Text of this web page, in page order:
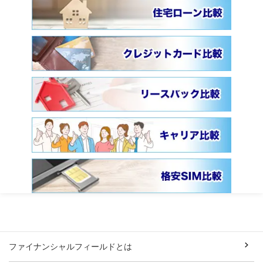
ファイナンシャルフィールドとは